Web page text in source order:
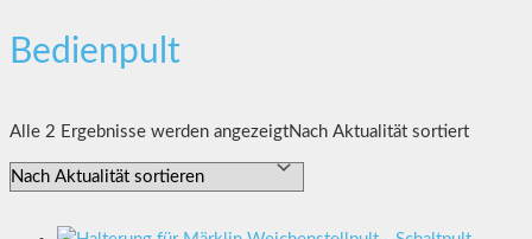
Bedienpult
Alle 2 Ergebnisse werden angezeigtNach Aktualität sortiert